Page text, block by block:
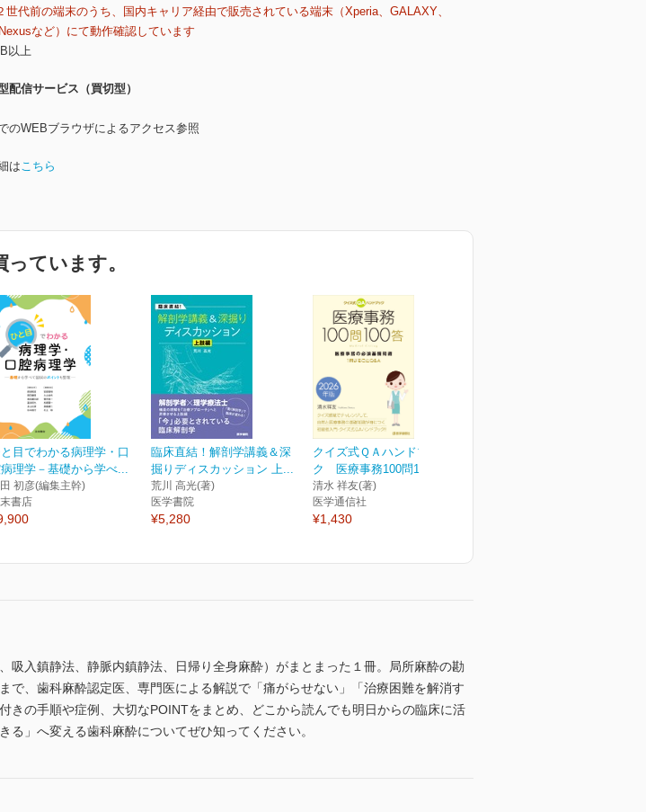
代前の端末のうち、国内キャリア経由で販売されている端末（Xperia、GALAXY、
など）にて動作確認しています
以上
配信サービス（買切型）
のWEBブラウザによるアクセス参照
はこちら
ています。
目でわかる病理学・口
理学－基礎から学べ...
初彦(編集主幹)
書店
臨床直結！解剖学講義＆深
掘りディスカッション 上...
荒川 高光(著)
医学書院
¥5,280
クイズ式ＱＡハンドブッ
ク 医療事務100問100答...
清水 祥友(著)
医学通信社
¥1,430
吸入鎮静法、静脈内鎮静法、日帰り全身麻酔）がまとまった１冊。局所麻酔の勘
で、歯科麻酔認定医、専門医による解説で「痛がらせない」「治療困難を解消す
きの手順や症例、大切なPOINTをまとめ、どこから読んでも明日からの臨床に活
」へ変える歯科麻酔についてぜひ知ってください。